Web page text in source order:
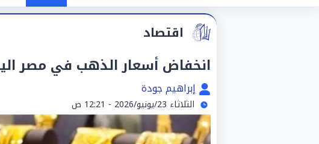
اقتصاد
انخفاض أسعار الذهب في مصر اليوم
إبراهيم جودة
الثلاثاء 23/يونيو/2026 - 12:21 ص